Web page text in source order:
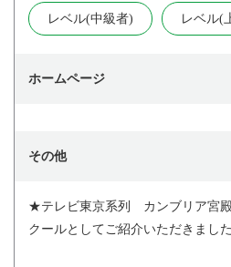
レベル(中級者) レベル(
ホームページ
その他
★テレビ東京系列 カンブリア宮
クールとしてご紹介いただきまし